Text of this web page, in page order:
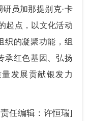
员加那提别克·卡
起点，以文化活动
织的凝聚功能，组
承红色基因、弘扬
发展贡献银发力
任编辑：许恒瑞]